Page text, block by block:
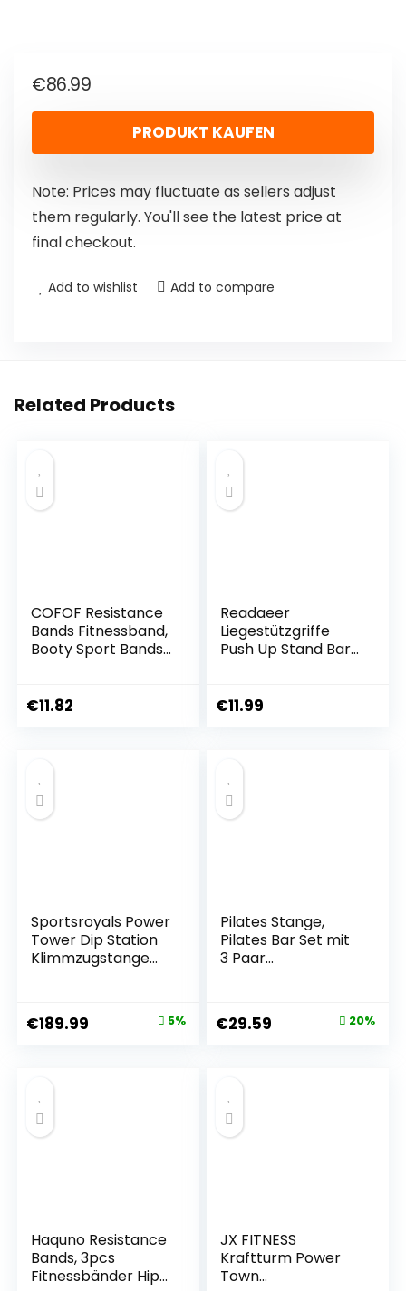
€86.99
PRODUKT KAUFEN
Note: Prices may fluctuate as sellers adjust
them regularly. You'll see the latest price at
final checkout.
Add to wishlist Add to compare
Related Products
COFOF Resistance
Bands Fitnessband,
Booty Sport Bands
Beintraining,
€11.82
Readaeer
Liegestützgriffe
Push Up Stand Bars
€11.99
Sportsroyals Power
Tower Dip Station
Klimmzugstange
Workout-
Ausrüstung, 204.1
€189.99 5%
Pilates Stange,
Pilates Bar Set mit
3 Paar
Metall-Einstellung
Schnalle &
Fitness Stange for
Home Gym
Workout
Equipment(Frauen)
€29.59 20%
Haquno Resistance
Bands, 3pcs
Fitnessbänder Hip
JX FITNESS
Kraftturm Power
Town